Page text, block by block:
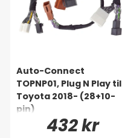
Auto-Connect
TOPNP01, Plug N Play til
Toyota 2018- (28+10-
pin)
432 kr